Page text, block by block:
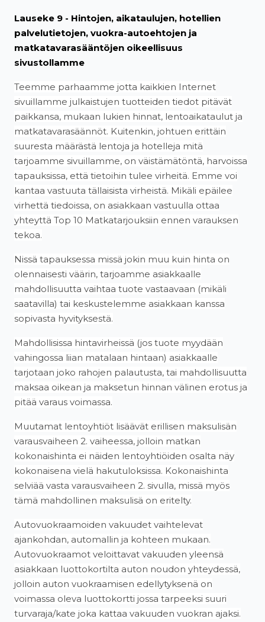
Lauseke 9 - Hintojen, aikataulujen, hotellien
palvelutietojen, vuokra-autoehtojen ja
matkatavarasääntöjen oikeellisuus
sivustollamme
Teemme parhaamme jotta kaikkien Internet
sivuillamme julkaistujen tuotteiden tiedot pitävät
paikkansa, mukaan lukien hinnat, lentoaikataulut ja
matkatavarasäännöt. Kuitenkin, johtuen erittäin
suuresta määrästä lentoja ja hotelleja mitä
tarjoamme sivuillamme, on väistämätöntä, harvoissa
tapauksissa, että tietoihin tulee virheitä. Emme voi
kantaa vastuuta tällaisista virheistä. Mikäli epäilee
virhettä tiedoissa, on asiakkaan vastuulla ottaa
yhteyttä Top 10 Matkatarjouksiin ennen varauksen
tekoa.
Nissä tapauksessa missä jokin muu kuin hinta on
olennaisesti väärin, tarjoamme asiakkaalle
mahdollisuutta vaihtaa tuote vastaavaan (mikäli
saatavilla) tai keskustelemme asiakkaan kanssa
sopivasta hyvityksestä.
Mahdollisissa hintavirheissä (jos tuote myydään
vahingossa liian matalaan hintaan) asiakkaalle
tarjotaan joko rahojen palautusta, tai mahdollisuutta
maksaa oikean ja maksetun hinnan välinen erotus ja
pitää varaus voimassa.
Muutamat lentoyhtiöt lisäävät erillisen maksulisän
varausvaiheen 2. vaiheessa, jolloin matkan
kokonaishinta ei näiden lentoyhtiöiden osalta näy
kokonaisena vielä hakutuloksissa. Kokonaishinta
selviää vasta varausvaiheen 2. sivulla, missä myös
tämä mahdollinen maksulisä on eritelty.
Autovuokraamoiden vakuudet vaihtelevat
ajankohdan, automallin ja kohteen mukaan.
Autovuokraamot veloittavat vakuuden yleensä
asiakkaan luottokortilta auton noudon yhteydessä,
jolloin auton vuokraamisen edellytyksenä on
voimassa oleva luottokortti jossa tarpeeksi suuri
turvaraja/kate joka kattaa vakuuden vuokran ajaksi.